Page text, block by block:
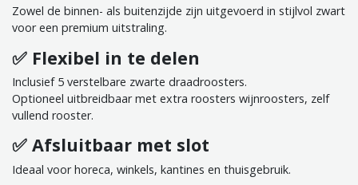
Zowel de binnen- als buitenzijde zijn uitgevoerd in stijlvol zwart
voor een premium uitstraling.
✅ Flexibel in te delen
Inclusief 5 verstelbare zwarte draadroosters.
Optioneel uitbreidbaar met extra roosters wijnroosters, zelf
vullend rooster.
✅ Afsluitbaar met slot
Ideaal voor horeca, winkels, kantines en thuisgebruik.